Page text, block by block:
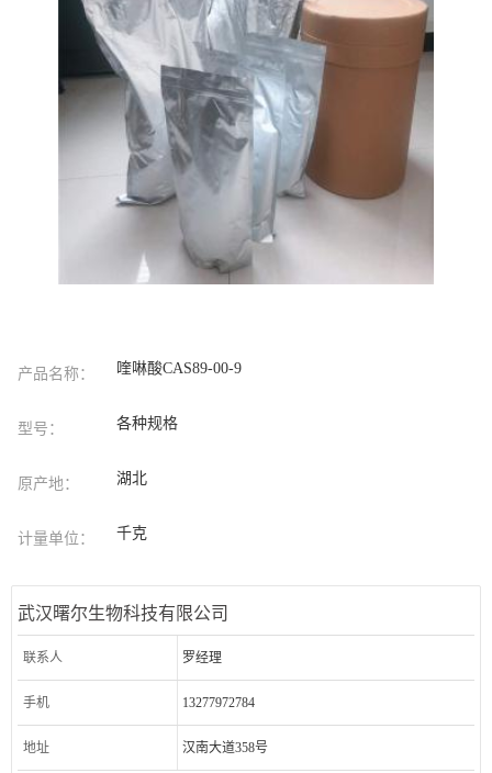
产品名称： 喹啉酸CAS89-00-9
型号： 各种规格
原产地： 湖北
计量单位： 千克
武汉曙尔生物科技有限公司
联系人 罗经理
手机 13277972784
地址 汉南大道358号